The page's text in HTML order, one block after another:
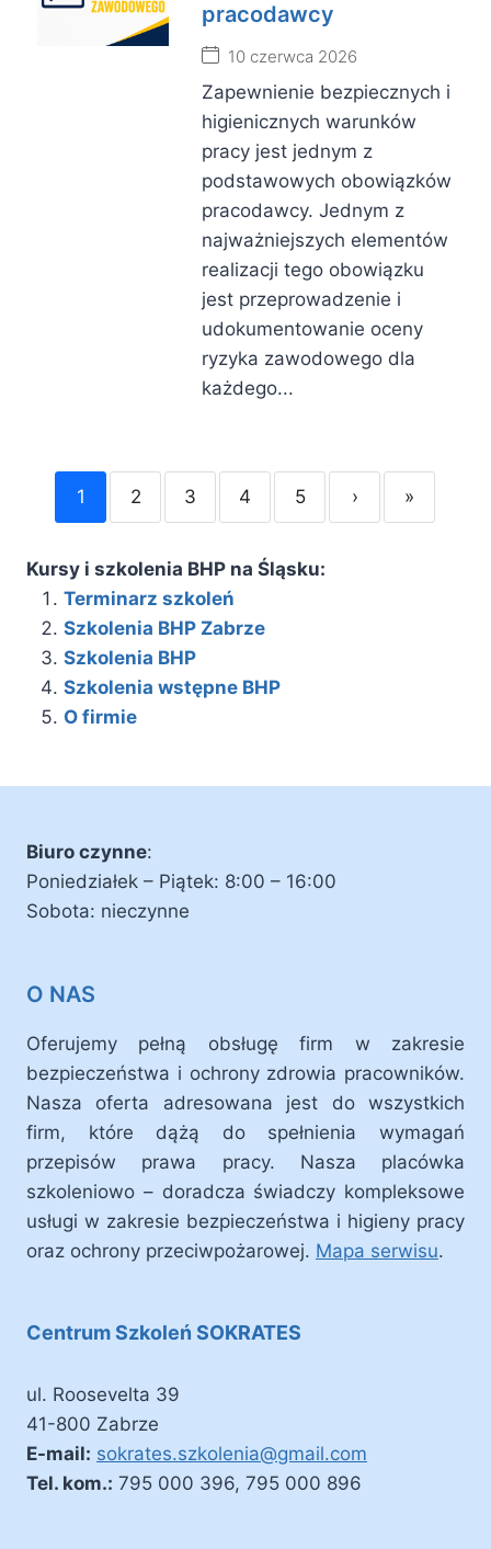
pracodawcy
10 czerwca 2026
Zapewnienie bezpiecznych i
higienicznych warunków
pracy jest jednym z
podstawowych obowiązków
pracodawcy. Jednym z
najważniejszych elementów
realizacji tego obowiązku
jest przeprowadzenie i
udokumentowanie oceny
ryzyka zawodowego dla
każdego...
1 2 3 4 5 › »
Kursy i szkolenia BHP na Śląsku:
Terminarz szkoleń
Szkolenia BHP Zabrze
Szkolenia BHP
Szkolenia wstępne BHP
O firmie
Biuro czynne:
Poniedziałek – Piątek: 8:00 – 16:00
Sobota: nieczynne
O NAS
Oferujemy pełną obsługę firm w zakresie
bezpieczeństwa i ochrony zdrowia pracowników.
Nasza oferta adresowana jest do wszystkich
firm, które dążą do spełnienia wymagań
przepisów prawa pracy. Nasza placówka
szkoleniowo – doradcza świadczy kompleksowe
usługi w zakresie bezpieczeństwa i higieny pracy
oraz ochrony przeciwpożarowej. Mapa serwisu.
Centrum Szkoleń SOKRATES
ul. Roosevelta 39
41-800 Zabrze
E-mail: sokrates.szkolenia@gmail.com
Tel. kom.: 795 000 396, 795 000 896